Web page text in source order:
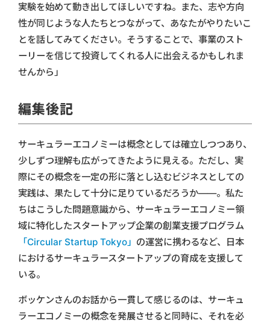
実験を始めて動き出してほしいですね。また、志や方向
性が同じような人たちとつながって、あなたがやりたいこ
とを話してみてください。そうすることで、事業のスト
ーリーを信じて投資してくれる人に出会えるかもしれま
せんから」
編集後記
サーキュラーエコノミーは概念としては確立しつつあり、
少しずつ理解も広がってきたように見える。ただし、実
際にその概念を一定の形に落とし込むビジネスとしての
実践は、果たして十分に足りているだろうか――。私た
ちはこうした問題意識から、サーキュラーエコノミー領
域に特化したスタートアップ企業の創業支援プログラム
「Circular Startup Tokyo」 の運営に携わるなど、日本
におけるサーキュラースタートアップの育成を支援して
いる。
ボッケンさんのお話から一貫して感じるのは、サーキュ
ラーエコノミーの概念を発展させると同時に、それを必